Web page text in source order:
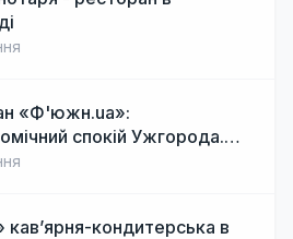
«Ф'южн.ua»:
спокій Ужгорода.
локальна кухня, затишок
кав’ярня-кондитерська в